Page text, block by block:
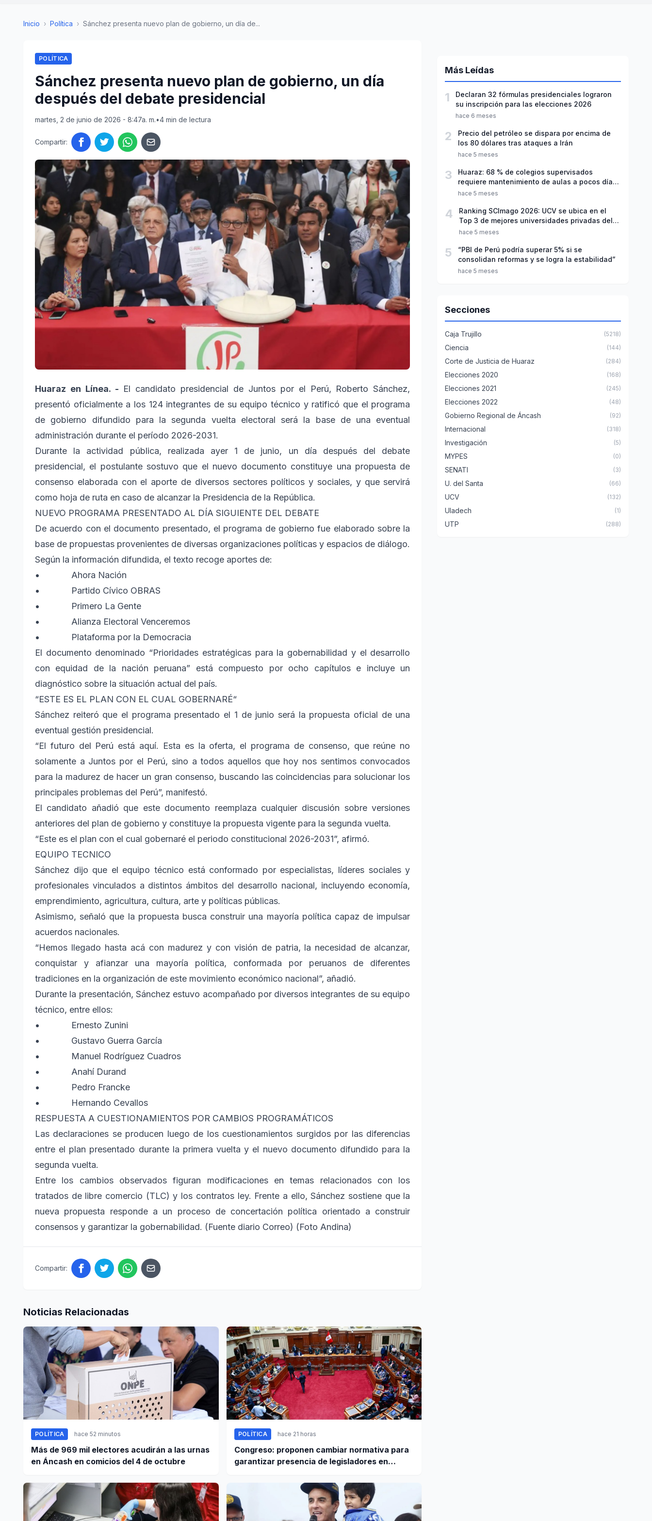
Inicio › Política › Sánchez presenta nuevo plan de gobierno, un día de...
POLÍTICA
Sánchez presenta nuevo plan de gobierno, un día
después del debate presidencial
martes, 2 de junio de 2026 - 8:47a. m.•4 min de lectura
Compartir:
Huaraz en Línea. - El candidato presidencial de Juntos por el Perú, Roberto Sánchez,
presentó oficialmente a los 124 integrantes de su equipo técnico y ratificó que el programa
de gobierno difundido para la segunda vuelta electoral será la base de una eventual
administración durante el período 2026-2031.
Durante la actividad pública, realizada ayer 1 de junio, un día después del debate
presidencial, el postulante sostuvo que el nuevo documento constituye una propuesta de
consenso elaborada con el aporte de diversos sectores políticos y sociales, y que servirá
como hoja de ruta en caso de alcanzar la Presidencia de la República.
NUEVO PROGRAMA PRESENTADO AL DÍA SIGUIENTE DEL DEBATE
De acuerdo con el documento presentado, el programa de gobierno fue elaborado sobre la
base de propuestas provenientes de diversas organizaciones políticas y espacios de diálogo.
Según la información difundida, el texto recoge aportes de:
• Ahora Nación
• Partido Cívico OBRAS
• Primero La Gente
• Alianza Electoral Venceremos
• Plataforma por la Democracia
El documento denominado “Prioridades estratégicas para la gobernabilidad y el desarrollo
con equidad de la nación peruana” está compuesto por ocho capítulos e incluye un
diagnóstico sobre la situación actual del país.
“ESTE ES EL PLAN CON EL CUAL GOBERNARÉ“
Sánchez reiteró que el programa presentado el 1 de junio será la propuesta oficial de una
eventual gestión presidencial.
“El futuro del Perú está aquí. Esta es la oferta, el programa de consenso, que reúne no
solamente a Juntos por el Perú, sino a todos aquellos que hoy nos sentimos convocados
para la madurez de hacer un gran consenso, buscando las coincidencias para solucionar los
principales problemas del Perú”, manifestó.
El candidato añadió que este documento reemplaza cualquier discusión sobre versiones
anteriores del plan de gobierno y constituye la propuesta vigente para la segunda vuelta.
“Este es el plan con el cual gobernaré el periodo constitucional 2026-2031”, afirmó.
EQUIPO TECNICO
Sánchez dijo que el equipo técnico está conformado por especialistas, líderes sociales y
profesionales vinculados a distintos ámbitos del desarrollo nacional, incluyendo economía,
emprendimiento, agricultura, cultura, arte y políticas públicas.
Asimismo, señaló que la propuesta busca construir una mayoría política capaz de impulsar
acuerdos nacionales.
“Hemos llegado hasta acá con madurez y con visión de patria, la necesidad de alcanzar,
conquistar y afianzar una mayoría política, conformada por peruanos de diferentes
tradiciones en la organización de este movimiento económico nacional”, añadió.
Durante la presentación, Sánchez estuvo acompañado por diversos integrantes de su equipo
técnico, entre ellos:
• Ernesto Zunini
• Gustavo Guerra García
• Manuel Rodríguez Cuadros
• Anahí Durand
• Pedro Francke
• Hernando Cevallos
RESPUESTA A CUESTIONAMIENTOS POR CAMBIOS PROGRAMÁTICOS
Las declaraciones se producen luego de los cuestionamientos surgidos por las diferencias
entre el plan presentado durante la primera vuelta y el nuevo documento difundido para la
segunda vuelta.
Entre los cambios observados figuran modificaciones en temas relacionados con los
tratados de libre comercio (TLC) y los contratos ley. Frente a ello, Sánchez sostiene que la
nueva propuesta responde a un proceso de concertación política orientado a construir
consensos y garantizar la gobernabilidad. (Fuente diario Correo) (Foto Andina)
Compartir:
Noticias Relacionadas
POLÍTICA hace 52 minutos
Más de 969 mil electores acudirán a las urnas
en Áncash en comicios del 4 de octubre
POLÍTICA hace 21 horas
Congreso: proponen cambiar normativa para
garantizar presencia de legisladores en
Más Leídas
1
Declaran 32 fórmulas presidenciales lograron
su inscripción para las elecciones 2026
hace 6 meses
2
Precio del petróleo se dispara por encima de
los 80 dólares tras ataques a Irán
hace 5 meses
3
Huaraz: 68 % de colegios supervisados
requiere mantenimiento de aulas a pocos días
de inicio del año escolar 2026
hace 5 meses
4
Ranking SCImago 2026: UCV se ubica en el
Top 3 de mejores universidades privadas del
Perú
hace 5 meses
5
“PBI de Perú podría superar 5% si se
consolidan reformas y se logra la estabilidad”
hace 5 meses
Secciones
Caja Trujillo (5218)
Ciencia (144)
Corte de Justicia de Huaraz (284)
Elecciones 2020 (168)
Elecciones 2021 (245)
Elecciones 2022 (48)
Gobierno Regional de Áncash (92)
Internacional (318)
Investigación (5)
MYPES (0)
SENATI (3)
U. del Santa (66)
UCV (132)
Uladech (1)
UTP (288)